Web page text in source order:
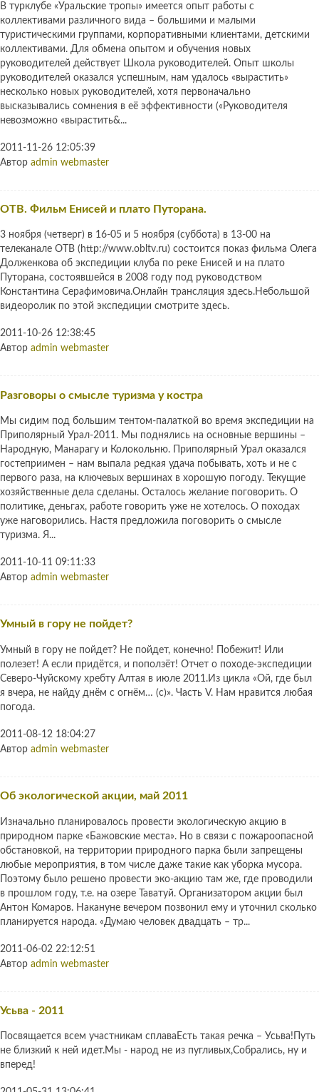
В турклубе «Уральские тропы» имеется опыт работы с
коллективами различного вида – большими и малыми
туристическими группами, корпоративными клиентами, детскими
коллективами. Для обмена опытом и обучения новых
руководителей действует Школа руководителей. Опыт школы
руководителей оказался успешным, нам удалось «вырастить»
несколько новых руководителей, хотя первоначально
высказывались сомнения в её эффективности («Руководителя
невозможно «вырастить&...
2011-11-26 12:05:39
Автор admin webmaster
ОТВ. Фильм Енисей и плато Путорана.
3 ноября (четверг) в 16-05 и 5 ноября (суббота) в 13-00 на
телеканале ОТВ (http://www.obltv.ru) состоится показ фильма Олега
Долженкова об экспедиции клуба по реке Енисей и на плато
Путорана, состоявшейся в 2008 году под руководством
Константина Серафимовича.Онлайн трансляция здесь.Небольшой
видеоролик по этой экспедиции смотрите здесь.
2011-10-26 12:38:45
Автор admin webmaster
Разговоры о смысле туризма у костра
Мы сидим под большим тентом-палаткой во время экспедиции на
Приполярный Урал-2011. Мы поднялись на основные вершины –
Народную, Манарагу и Колокольню. Приполярный Урал оказался
гостеприимен – нам выпала редкая удача побывать, хоть и не с
первого раза, на ключевых вершинах в хорошую погоду. Текущие
хозяйственные дела сделаны. Осталось желание поговорить. О
политике, деньгах, работе говорить уже не хотелось. О походах
уже наговорились. Настя предложила поговорить о смысле
туризма. Я...
2011-10-11 09:11:33
Автор admin webmaster
Умный в гору не пойдет?
Умный в гору не пойдет? Не пойдет, конечно! Побежит! Или
полезет! А если придётся, и поползёт! Отчет о походе-экспедиции
Северо-Чуйскому хребту Алтая в июле 2011.Из цикла «Ой, где был
я вчера, не найду днём с огнём… (с)». Часть V. Нам нравится любая
погода.
2011-08-12 18:04:27
Автор admin webmaster
Об экологической акции, май 2011
Изначально планировалось провести экологическую акцию в
природном парке «Бажовские места». Но в связи с пожароопасной
обстановкой, на территории природного парка были запрещены
любые мероприятия, в том числе даже такие как уборка мусора.
Поэтому было решено провести эко-акцию там же, где проводили
в прошлом году, т.е. на озере Таватуй. Организатором акции был
Антон Комаров. Накануне вечером позвонил ему и уточнил сколько
планируется народа. «Думаю человек двадцать – тр...
2011-06-02 22:12:51
Автор admin webmaster
Усьва - 2011
Посвящается всем участникам сплаваЕсть такая речка – Усьва!Путь
не близкий к ней идет.Мы - народ не из пугливых,Собрались, ну и
вперед!